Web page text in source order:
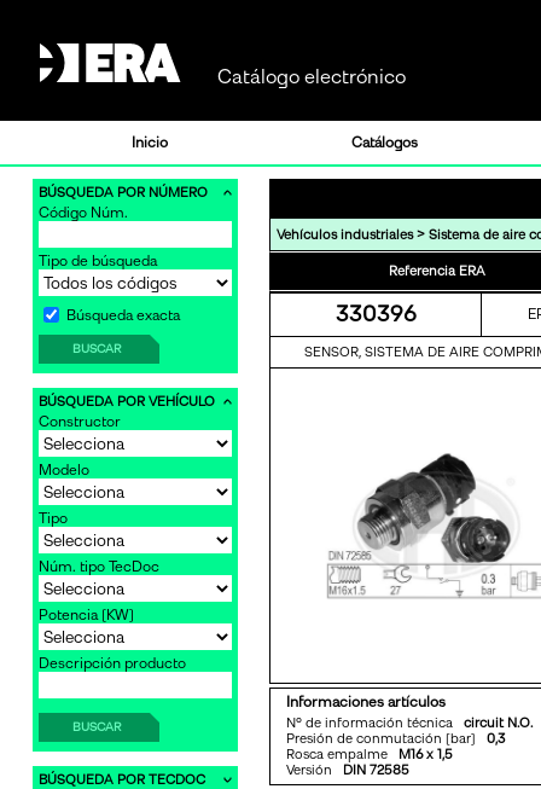
Catálogo electrónico
Inicio Catálogos
BÚSQUEDA POR NÚMERO
Código Núm.
Tipo de búsqueda
Búsqueda exacta
BUSCAR
BÚSQUEDA POR VEHÍCULO
Constructor
Modelo
Tipo
Núm. tipo TecDoc
Potencia [KW]
Descripción producto
BUSCAR
BÚSQUEDA POR TECDOC
Vehículos industriales> Sistema de aire
Referencia ERA
330396
SENSOR, SISTEMA DE AIRE
Informaciones artículos
Nº de información técnica circuit N.O.
Presión de conmutación [bar] 0,3
Rosca empalme M16 x 1,5
Versión DIN 72585